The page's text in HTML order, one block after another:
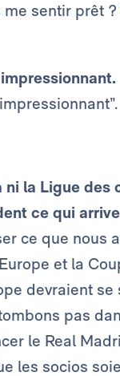
sentir prêt
ni la Ligue
ce qui
ce que nous
et la
devraient
pas
le Real
les socios